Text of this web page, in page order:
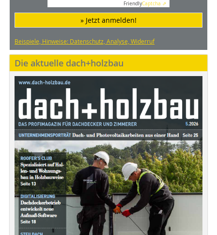
FriendlyCaptcha ⇗
» Jetzt anmelden!
Beispiele, Hinweise: Datenschutz, Analyse, Widerruf
Die aktuelle dach+holzbau